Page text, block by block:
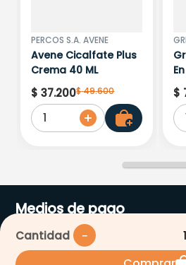
Cantidad －
PERCOS S.A. AVENE
Avene Cicalfate Plus
Crema 40 ML
$ 37.200$49.600
1
$
Medios de pago